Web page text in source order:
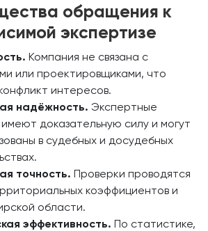
обращения к
экспертизе
Компания не связана с
или проектировщиками, что
интересов.
надёжность. Экспертные
доказательную силу и могут
в судебных и досудебных
точность. Проверки проводятся
коэффициентов и
области.
эффективность. По статистике,